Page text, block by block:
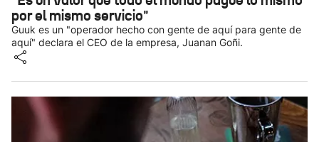
por el mismo servicio"
Guuk es un "operador hecho con gente de aquí para gente de
aquí" declara el CEO de la empresa, Juanan Goñi.